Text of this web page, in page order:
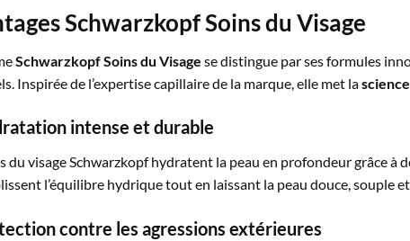
Schwarzkopf Soins du Visage
Schwarzkopf Soins du Visage se distingue par ses formules
Inspirée de l’expertise capillaire de la marque, elle met la
intense et durable
du visage Schwarzkopf hydratent la peau en profondeur grâce à
l’équilibre hydrique tout en laissant la peau douce, souple
contre les agressions extérieures